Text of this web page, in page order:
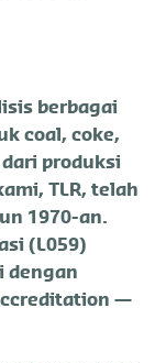
berbagai
coal, coke,
produksi
TLR, telah
1970-an.
(L059)
dengan
—